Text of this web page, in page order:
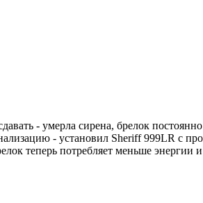
- умерла сирена, брелок
- установил Sheriff 999LR с
теперь потребляет меньше энергии и